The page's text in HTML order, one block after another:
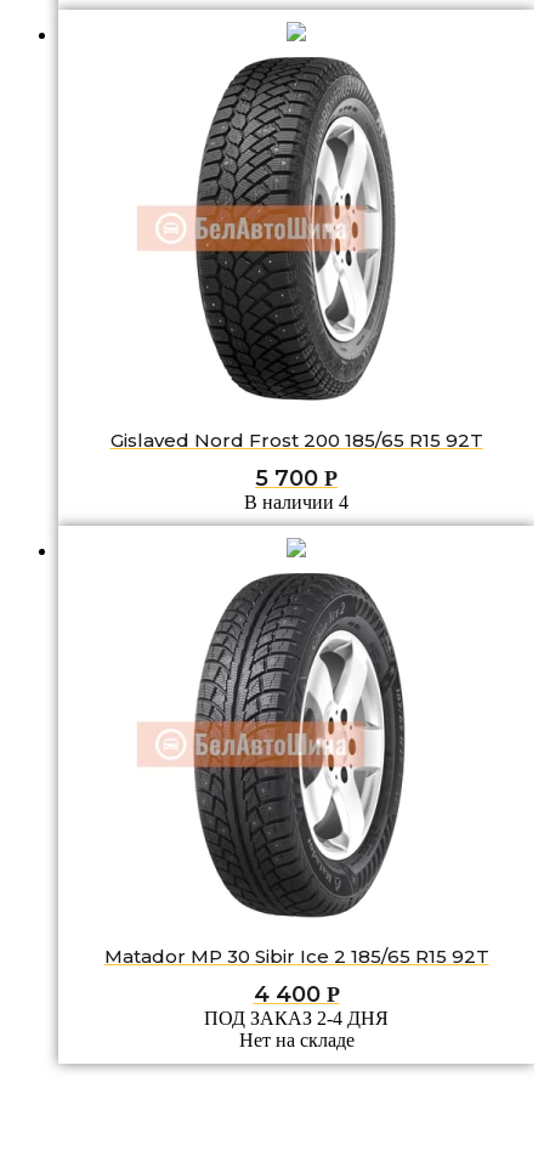
Gislaved Nord Frost 200 185/65 R15 92T
5 700 Р
В наличии 4
Matador MP 30 Sibir Ice 2 185/65 R15 92T
4 400 Р
ПОД ЗАКАЗ 2-4 ДНЯ
Нет на складе